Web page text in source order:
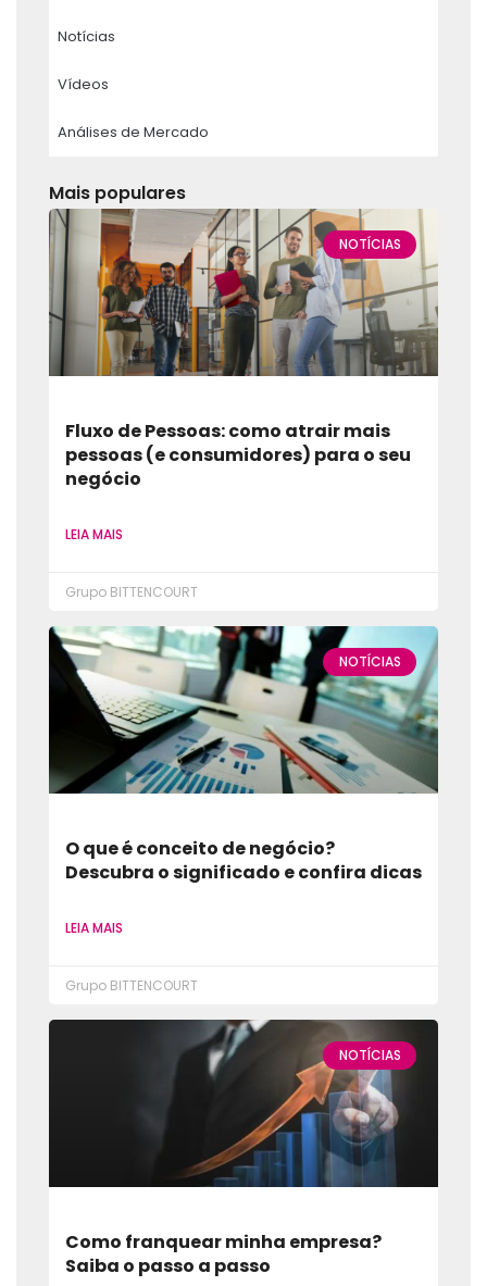
Notícias
Vídeos
Análises de Mercado
Mais populares
NOTÍCIAS
Fluxo de Pessoas: como atrair mais
pessoas (e consumidores) para o seu
negócio
LEIA MAIS
Grupo BITTENCOURT
NOTÍCIAS
O que é conceito de negócio?
Descubra o significado e confira dicas
LEIA MAIS
Grupo BITTENCOURT
NOTÍCIAS
Como franquear minha empresa?
Saiba o passo a passo